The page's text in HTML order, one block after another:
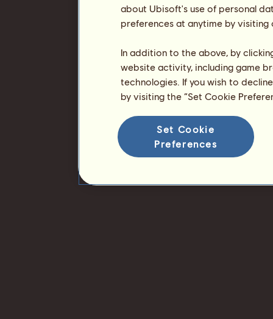
about Ubisoft's use of personal
preferences at anytime by
In addition to the above, by
website activity, including game
technologies. If you wish to
by visiting the “Set Cookie
Set Cookie
Preferences